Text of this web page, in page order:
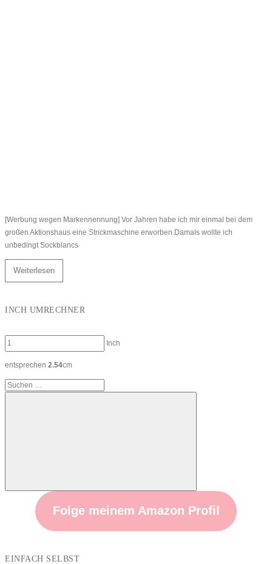
[Werbung wegen Markennennung] Vor Jahren habe ich mir einmal bei dem
großen Aktionshaus eine Strickmaschine erworben.Damals wollte ich
unbedingt Sockblancs
Weiterlesen
INCH UMRECHNER
Inch
entsprechen 2.54cm
Suchen
Folge meinem Amazon Profil
EINFACH SELBST